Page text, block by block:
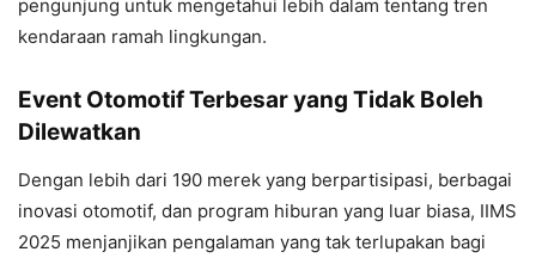
pengunjung untuk mengetahui lebih dalam tentang tren
kendaraan ramah lingkungan.
Event Otomotif Terbesar yang Tidak Boleh
Dilewatkan
Dengan lebih dari 190 merek yang berpartisipasi, berbagai
inovasi otomotif, dan program hiburan yang luar biasa, IIMS
2025 menjanjikan pengalaman yang tak terlupakan bagi